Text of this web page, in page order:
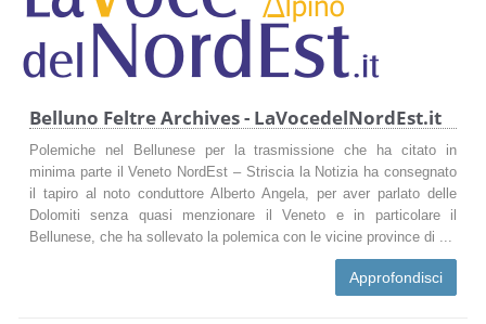
Belluno Feltre Archives - LaVocedelNordEst.it
Polemiche nel Bellunese per la trasmissione che ha citato in
minima parte il Veneto NordEst – Striscia la Notizia ha consegnato
il tapiro al noto conduttore Alberto Angela, per aver parlato delle
Dolomiti senza quasi menzionare il Veneto e in particolare il
Bellunese, che ha sollevato la polemica con le vicine province di ...
Approfondisci